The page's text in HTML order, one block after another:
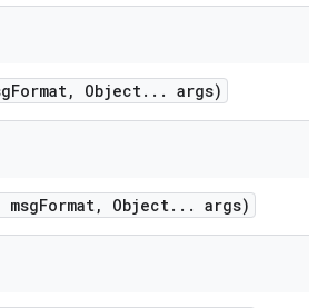
Format, Object. . . args)
Format, Object. . . args)